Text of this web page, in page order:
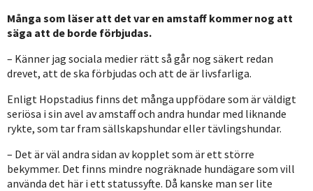
Många som läser att det var en amstaff kommer nog att
säga att de borde förbjudas.
– Känner jag sociala medier rätt så går nog säkert redan
drevet, att de ska förbjudas och att de är livsfarliga.
Enligt Hopstadius finns det många uppfödare som är väldigt
seriösa i sin avel av amstaff och andra hundar med liknande
rykte, som tar fram sällskapshundar eller tävlingshundar.
– Det är väl andra sidan av kopplet som är ett större
bekymmer. Det finns mindre nogräknade hundägare som vill
använda det här i ett statussyfte. Då kanske man ser lite